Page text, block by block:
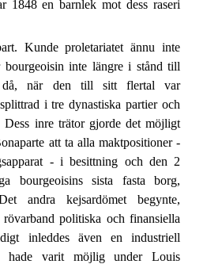
1848 en barnlek mot dess raseri
Kunde proletariatet ännu inte
bourgeoisin inte längre i stånd till
då, när den till sitt flertal var
i tre dynastiska partier och
Dess inre trätor gjorde det möjligt
att ta alla maktpositioner -
- i besittning och den 2
bourgeoisins sista fasta borg,
andra kejsardömet begynte,
politiska och finansiella
inleddes även en industriell
hade varit möjlig under Louis